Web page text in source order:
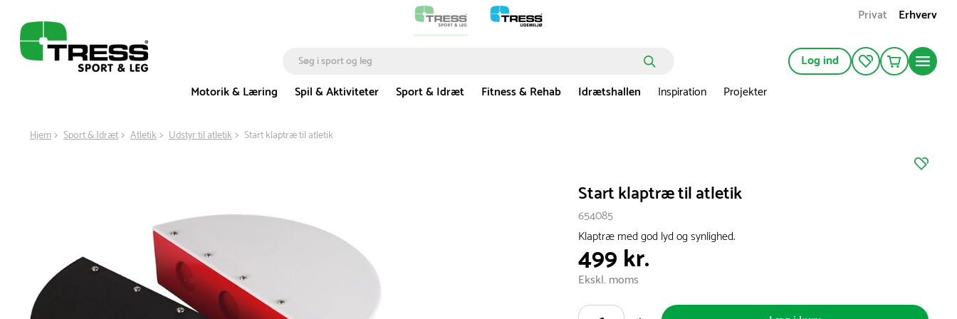
Privat Erhverv
Log ind
Motorik & Læring
Spil & Aktiviteter Sport & Idræt Fitness & Rehab Idrætshallen Inspiration Projekter
Hjem Sport & Idræt Atletik Udstyr til atletik Start klaptræ til atletik
Start klaptræ til atletik
654085
Klaptræ med god lyd og synlighed.
499 kr.
Ekskl. moms